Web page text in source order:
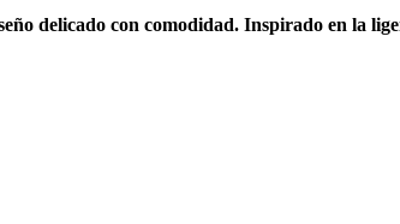
delicado con comodidad. Inspirado en la